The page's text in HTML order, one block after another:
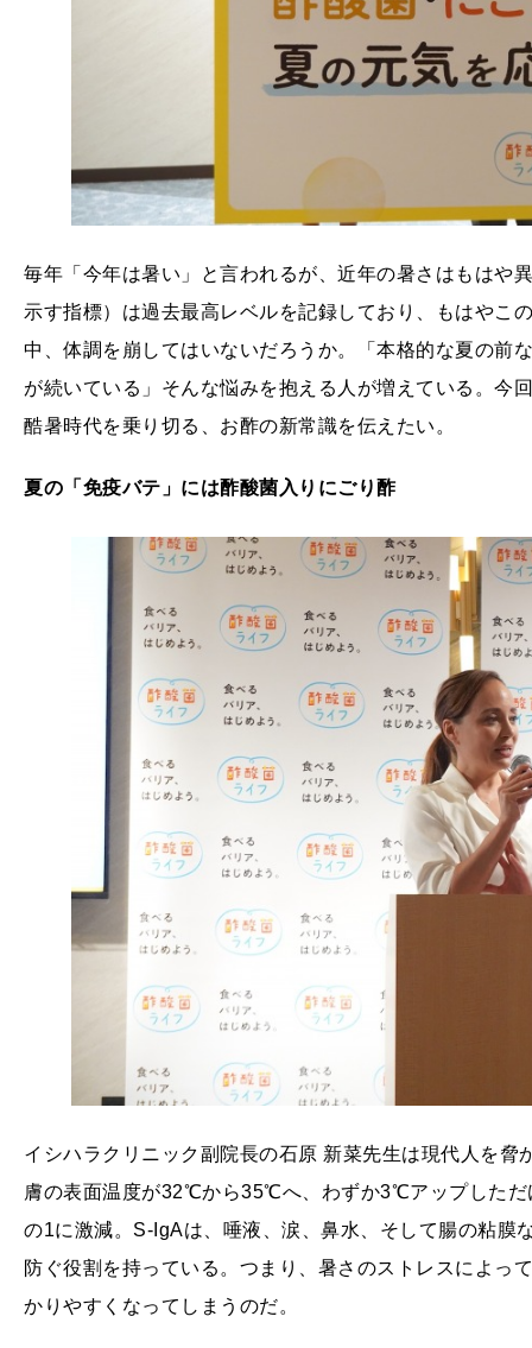
毎年「今年は暑い」と言われるが、近年の暑さはもはや
示す指標）は過去最高レベルを記録しており、もはやこ
中、体調を崩してはいないだろうか。「本格的な夏の前
が続いている」そんな悩みを抱える人が増えている。今
酷暑時代を乗り切る、お酢の新常識を伝えたい。
夏の「免疫バテ」には酢酸菌入りにごり酢
イシハラクリニック副院長の石原 新菜先生は現代人を
膚の表面温度が32℃から35℃へ、わずか3℃アップしただ
の1に激減。S-IgAは、唾液、涙、鼻水、そして腸の粘膜
防ぐ役割を持っている。つまり、暑さのストレスによっ
かりやすくなってしまうのだ。